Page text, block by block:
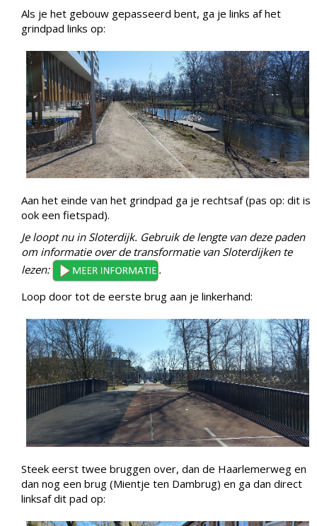
Als je het gebouw gepasseerd bent, ga je links af het
grindpad links op:
Aan het einde van het grindpad ga je rechtsaf (pas op: dit is
ook een fietspad).
Je loopt nu in Sloterdijk. Gebruik de lengte van deze paden
om informatie over de transformatie van Sloterdijken te
lezen:
.
Loop door tot de eerste brug aan je linkerhand:
Steek eerst twee bruggen over, dan de Haarlemerweg en
dan nog een brug (Mientje ten Dambrug) en ga dan direct
linksaf dit pad op: